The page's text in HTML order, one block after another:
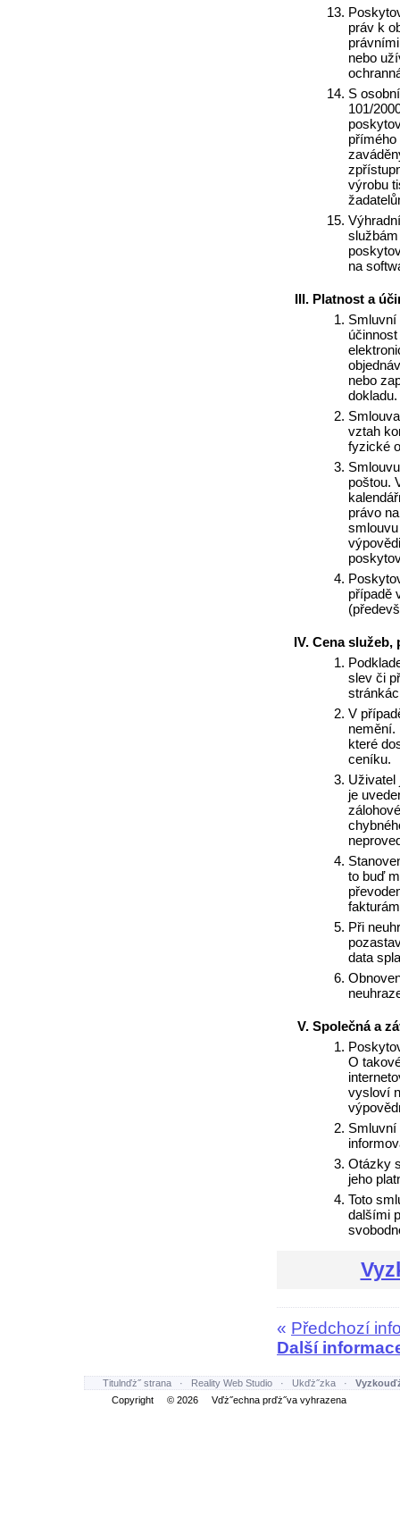
práv k
nebo
S
101/
výrobu
na
Platnost a
Smluvní
nebo
dokladu.
vztah
fyzické
poštou.
právo
případě
Cena služeb,
slev či
V
nemění.
které
ceníku.
Uživatel
je
to buď
Při
data
Společná a
O
vysloví
Smluvní
Otázky
jeho
Toto
dalšími
« Předchozí
Další
Titulnďż˝ strana · Reality Web Studio · Ukďż˝zka ·
Copyright © 2026 Vďż˝echna prďż˝va vyhrazena